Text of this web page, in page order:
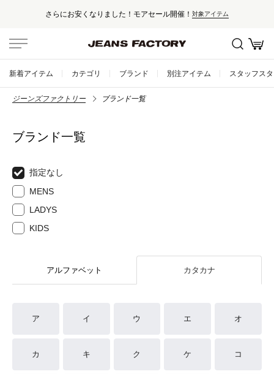
さらにお安くなりました！モアセール開催！ 対象アイテム
新着アイテム カテゴリ ブランド 別注アイテム スタッフス
ジーンズファクトリー ブランド一覧
ブランド一覧
指定なし
MENS
LADYS
KIDS
アルファベット カタカナ
ア イ ウ エ オ
カ キ ク ケ コ